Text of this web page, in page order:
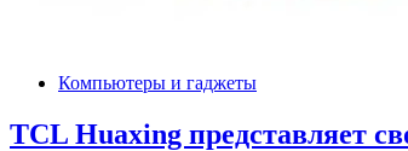
Компьютеры и гаджеты
TCL Huaxing представляет